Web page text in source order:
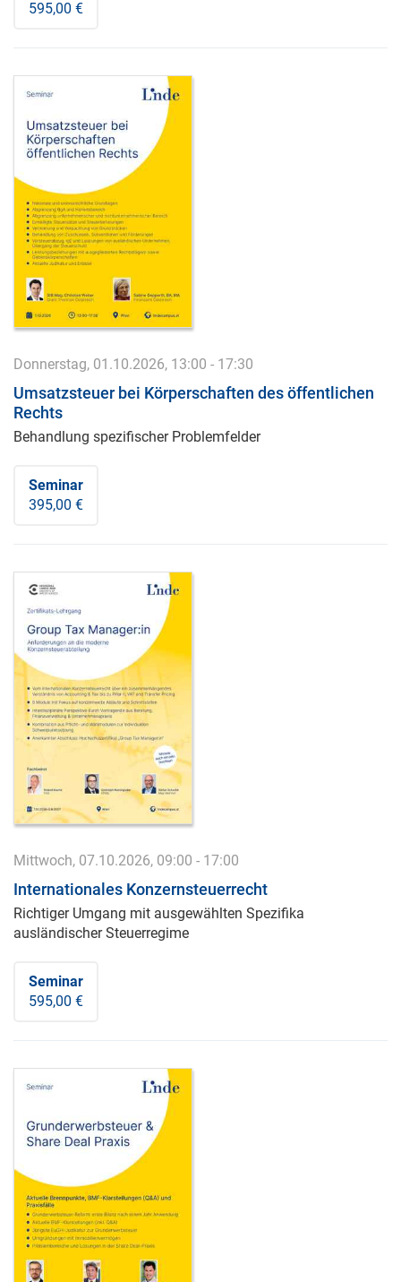
595,00 €
Donnerstag, 01.10.2026, 13:00 - 17:30
Umsatzsteuer bei Körperschaften des öffentlichen
Rechts
Behandlung spezifischer Problemfelder
Seminar
395,00 €
Mittwoch, 07.10.2026, 09:00 - 17:00
Internationales Konzernsteuerrecht
Richtiger Umgang mit ausgewählten Spezifika
ausländischer Steuerregime
Seminar
595,00 €